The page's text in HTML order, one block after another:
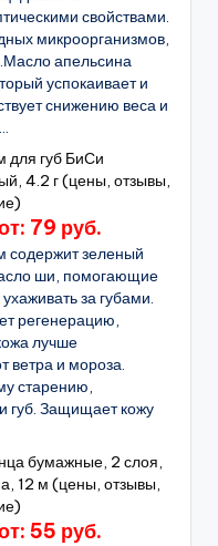
свойствами.
микроорганизмов,
апельсина
успокаивает и
снижению веса и
для губ БиСи
4.2 г (цены, отзывы,
79 руб.
содержит зеленый
ши, помогающие
ухаживать за губами.
регенерацию,
лучше
ветра и мороза.
старению,
губ. Защищает кожу
бумажные, 2 слоя,
12 м (цены, отзывы,
55 руб.